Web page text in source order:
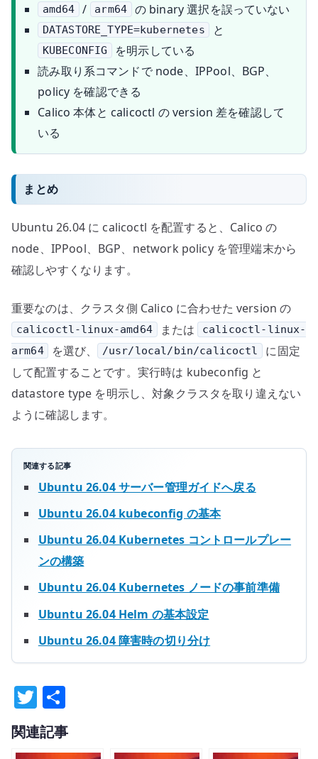
amd64 / arm64 の binary 選択を誤っていない
DATASTORE_TYPE=kubernetes と
KUBECONFIG
を明示している
読み取り系コマンドで node、IPPool、BGP、
policy を確認できる
Calico 本体と calicoctl の version 差を確認して
いる
まとめ
Ubuntu 26.04 に calicoctl を配置すると、Calico の
node、IPPool、BGP、network policy を管理端末から
確認しやすくなります。
重要なのは、クラスタ側 Calico に合わせた version の
calicoctl-linux-amd64 または
calicoctl-linux-
arm64
を選び、 /usr/local/bin/calicoctl
に固定
して配置することです。実行時は kubeconfig と
datastore type を明示し、対象クラスタを取り違えない
ように確認します。
関連する記事
Ubuntu 26.04 サーバー管理ガイドへ戻る
Ubuntu 26.04 kubeconfig の基本
Ubuntu 26.04 Kubernetes コントロールプレー
ンの構築
Ubuntu 26.04 Kubernetes ノードの事前準備
Ubuntu 26.04 Helm の基本設定
Ubuntu 26.04 障害時の切り分け
T
w
it
有
関連記事